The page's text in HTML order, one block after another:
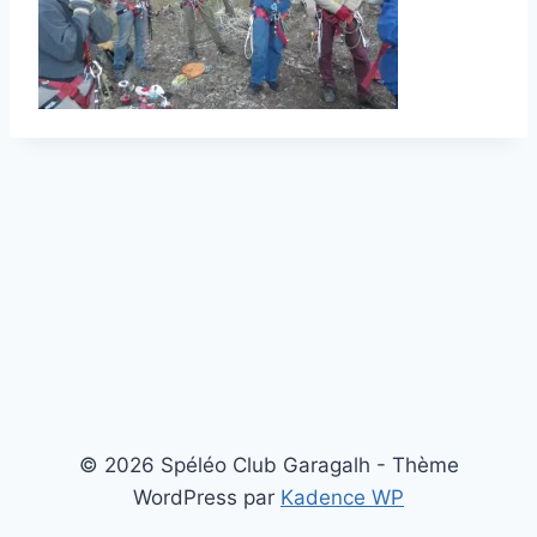
© 2026 Spéléo Club Garagalh - Thème
WordPress par Kadence WP